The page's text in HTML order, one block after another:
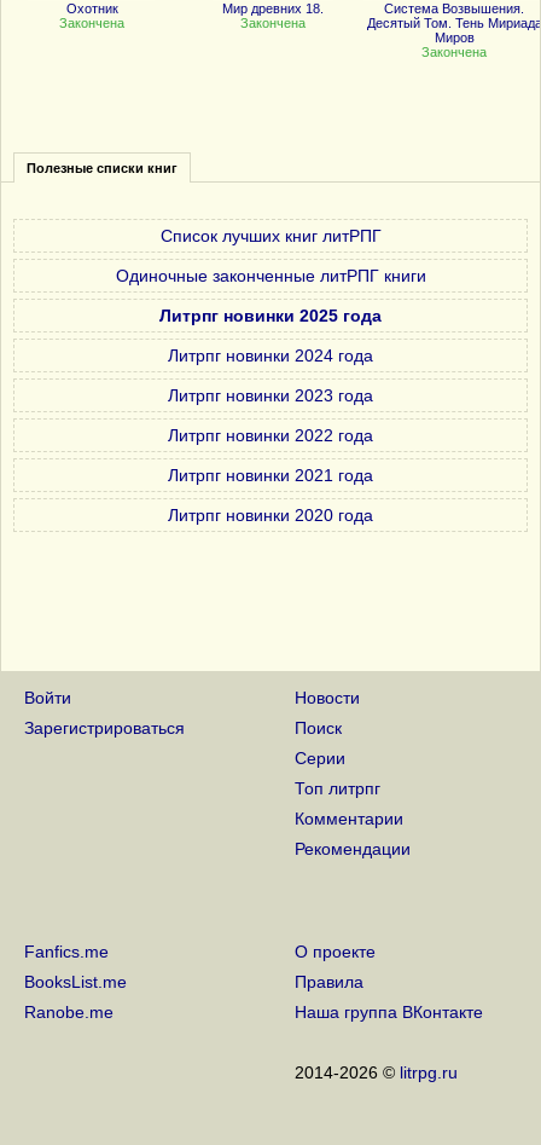
Охотник
Закончена
Мир древних 18.
Закончена
Система Возвышения.
Десятый Том. Тень Мириада
Миров
Закончена
Полезные списки книг
Список лучших книг литРПГ
Одиночные законченные литРПГ книги
Литрпг новинки 2025 года
Литрпг новинки 2024 года
Литрпг новинки 2023 года
Литрпг новинки 2022 года
Литрпг новинки 2021 года
Литрпг новинки 2020 года
Войти
Зарегистрироваться
Новости
Поиск
Серии
Топ литрпг
Комментарии
Рекомендации
Fanfics.me
BooksList.me
Ranobe.me
О проекте
Правила
Наша группа ВКонтакте
2014-2026 © litrpg.ru